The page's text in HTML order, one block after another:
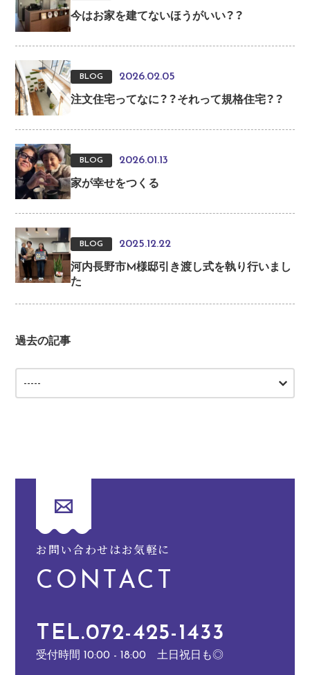
今はお家を建てないほうがいい？？
BLOG 2026.02.05
注文住宅ってなに？？それって規格住宅？？
BLOG 2026.01.13
家が幸せをつくる
BLOG 2025.12.22
河内長野市M様邸引き渡し式を執り行いまし
た
過去の記事
お問い合わせはお気軽に
CONTACT
TEL.072-425-1433
受付時間 10:00 - 18:00 土日祝日も◎